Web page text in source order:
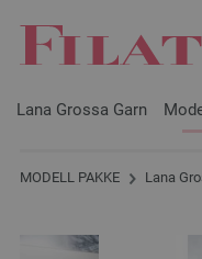
Lana Grossa Garn
MODELL PAKKE Lana